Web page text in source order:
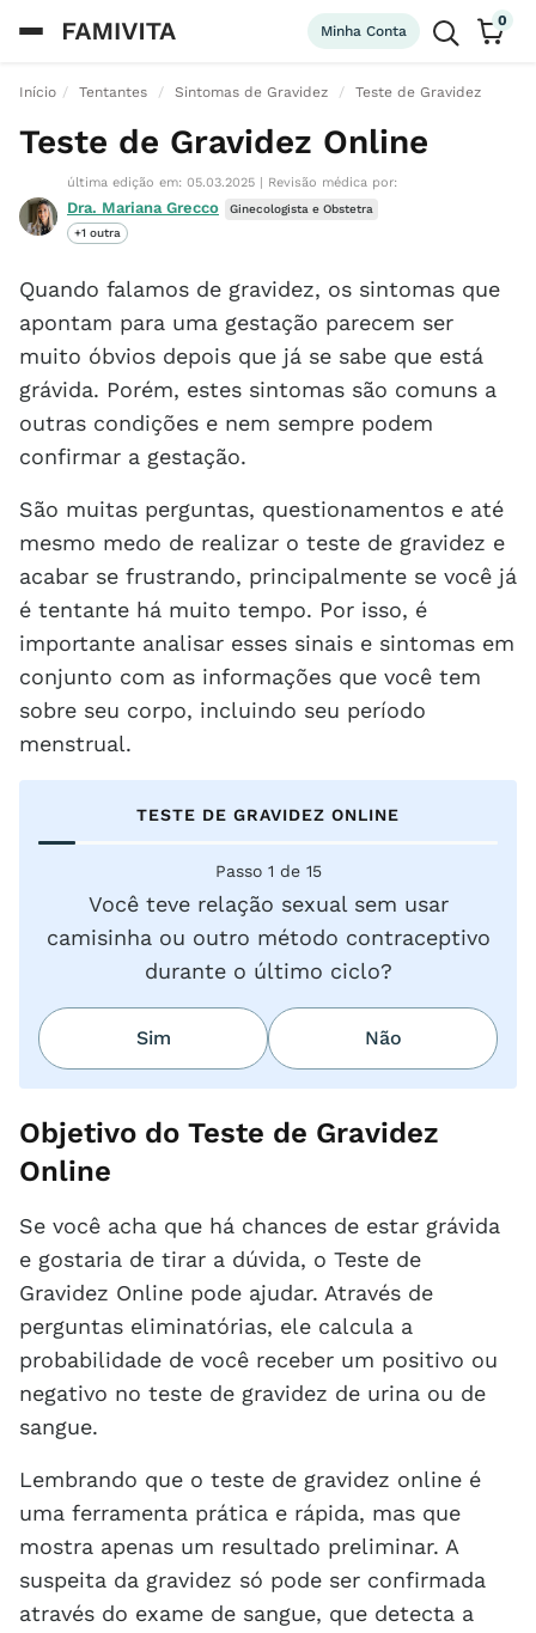
Minha Conta
0
Início Tentantes Sintomas de Gravidez Teste de Gravidez
Teste de Gravidez Online
última edição em: 05.03.2025 | Revisão médica por:
Dra. Mariana Grecco
Ginecologista e Obstetra
+1 outra
Quando falamos de gravidez, os sintomas que
apontam para uma gestação parecem ser
muito óbvios depois que já se sabe que está
grávida. Porém, estes sintomas são comuns a
outras condições e nem sempre podem
confirmar a gestação.
São muitas perguntas, questionamentos e até
mesmo medo de realizar o teste de gravidez e
acabar se frustrando, principalmente se você já
é tentante há muito tempo. Por isso, é
importante analisar esses sinais e sintomas em
conjunto com as informações que você tem
sobre seu corpo, incluindo seu período
menstrual.
TESTE DE GRAVIDEZ ONLINE
Passo 1 de 15
Você teve relação sexual sem usar
camisinha ou outro método contraceptivo
durante o último ciclo?
Sim Não
Objetivo do Teste de Gravidez
Online
Se você acha que há chances de estar grávida
e gostaria de tirar a dúvida, o Teste de
Gravidez Online pode ajudar. Através de
perguntas eliminatórias, ele calcula a
probabilidade de você receber um positivo ou
negativo no teste de gravidez de urina ou de
sangue.
Lembrando que o teste de gravidez online é
uma ferramenta prática e rápida, mas que
mostra apenas um resultado preliminar. A
suspeita da gravidez só pode ser confirmada
através do exame de sangue, que detecta a